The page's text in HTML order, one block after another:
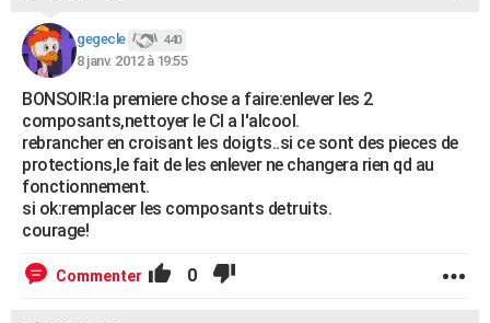
gegecle 440
8 janv. 2012 à 19:55
BONSOIR:la premiere chose a faire:enlever les 2
composants,nettoyer le CI a l'alcool.
rebrancher en croisant les doigts..si ce sont des pieces de
protections,le fait de les enlever ne changera rien qd au
fonctionnement.
si ok:remplacer les composants detruits.
courage!
Commenter 0